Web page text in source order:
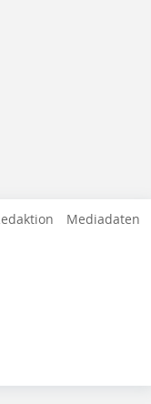
Mediadaten